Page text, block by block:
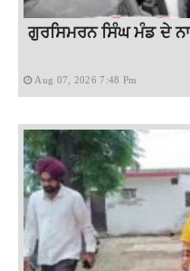
ਗੁਰਸਿਮਰਨ ਸਿੰਘ ਮੰਡ ਦੇ
Aug 07, 2026 7:48 Pm